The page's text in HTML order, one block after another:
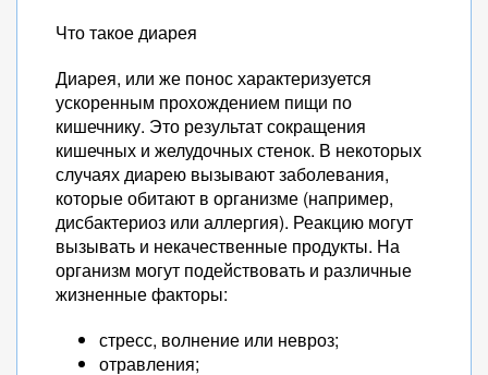
Что такое диарея
Диарея, или же понос характеризуется
ускоренным прохождением пищи по
кишечнику. Это результат сокращения
кишечных и желудочных стенок. В некоторых
случаях диарею вызывают заболевания,
которые обитают в организме (например,
дисбактериоз или аллергия). Реакцию могут
вызывать и некачественные продукты. На
организм могут подействовать и различные
жизненные факторы:
стресс, волнение или невроз;
отравления;